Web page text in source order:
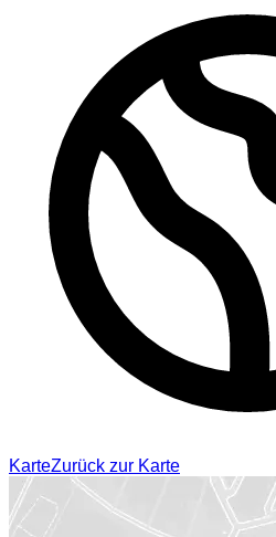
KarteZurück zur Karte